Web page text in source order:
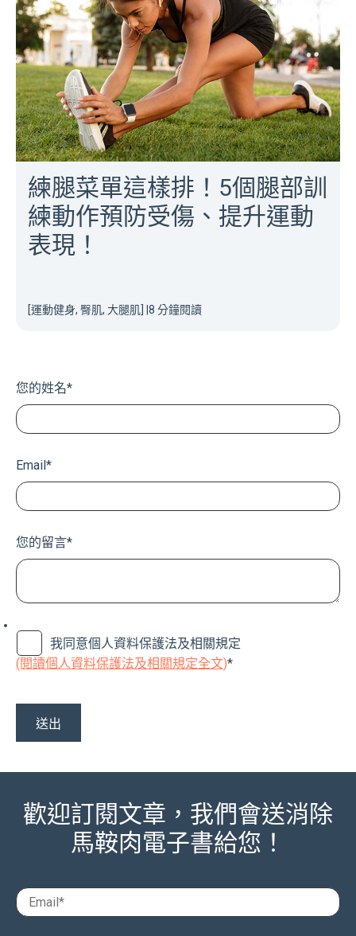
練腿菜單這樣排！5個腿部訓
練動作預防受傷、提升運動
表現！
[運動健身, 臀肌, 大腿肌] 8 分鐘閱讀
您的姓名*
Email *
您的留言*
我同意個人資料保護法及相關規定
(閱讀個人資料保護法及相關規定全文)*
歡迎訂閱文章，我們會送消除
馬鞍肉電子書給您！